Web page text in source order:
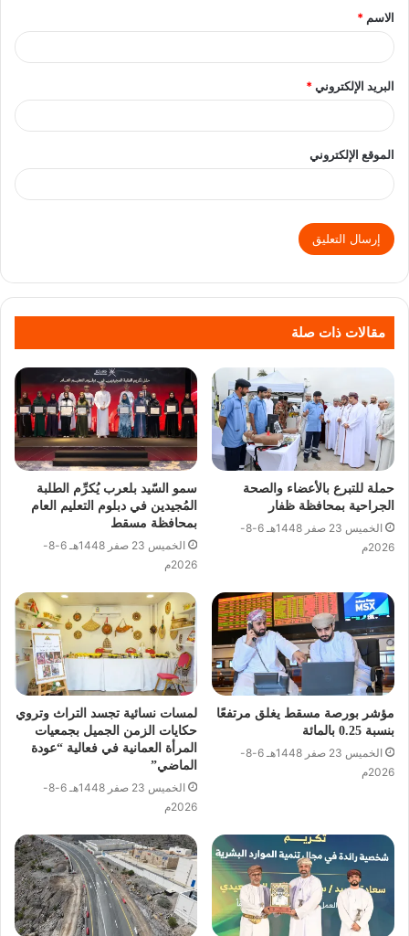
الاسم *
البريد الإلكتروني*
الموقع الإلكتروني
مقالات ذات صلة
حملة للتبرع بالأعضاء والصحة
الجراحية بمحافظة ظفار
الخميس 23 صفر 1448هـ 6-8-
2026م
سمو السّيد بلعرب يُكرِّم الطلبة
المُجيدين في دبلوم التعليم العام
بمحافظة مسقط
الخميس 23 صفر 1448هـ 6-8-
2026م
مؤشر بورصة مسقط يغلق مرتفعًا
بنسبة 0.25 بالمائة
الخميس 23 صفر 1448هـ 6-8-
2026م
لمسات نسائية تجسد التراث وتروي
حكايات الزمن الجميل بجمعيات
المرأة العمانية في فعالية “عودة
الماضي”
الخميس 23 صفر 1448هـ 6-8-
2026م